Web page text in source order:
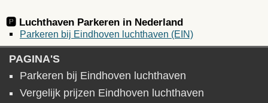
🅿️ Luchthaven Parkeren in Nederland
Parkeren bij Eindhoven luchthaven (EIN)
PAGINA'S
Parkeren bij Eindhoven luchthaven
Vergelijk prijzen Eindhoven luchthaven